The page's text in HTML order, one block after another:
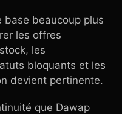
base beaucoup plus
les offres
les
bloquants et les
devient pertinente.
que Dawap